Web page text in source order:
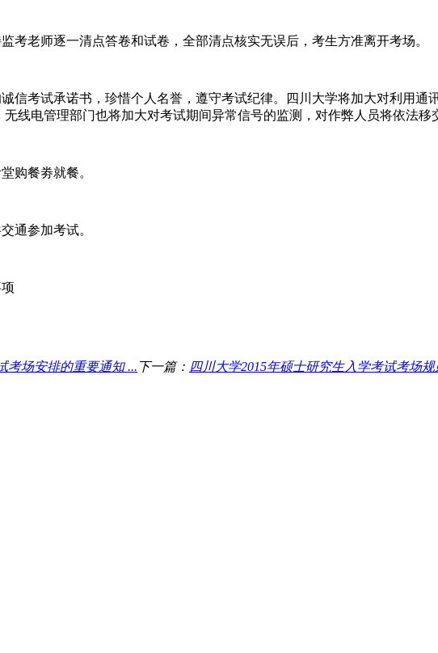
老师逐一清点答卷和试卷，全部清点核实无误后，考生方准离开考场。
信考试承诺书，珍惜个人名誉，遵守考试纪律。四川大学将加大对利用通
线电管理部门也将加大对考试期间异常信号的监测，对作弊人员将依法移
购餐劵就餐。
通参加考试。
考场安排的重要通知 ... 下一篇： 四川大学2015年硕士研究生入学考试考场规